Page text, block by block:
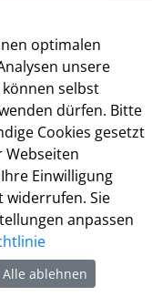
Uhr
optimalen
unsere
selbst
dürfen. Bitte
Cookies gesetzt
Webseiten
Einwilligung
widerrufen. Sie
anpassen
Alle ablehnen